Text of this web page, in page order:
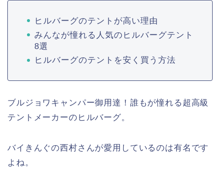
ヒルバーグのテントが高い理由
みんなが憧れる人気のヒルバーグテント
8選
ヒルバーグのテントを安く買う方法
ブルジョワキャンパー御用達！誰もが憧れる超高級
テントメーカーのヒルバーグ。
バイきんぐの西村さんが愛用しているのは有名です
よね。